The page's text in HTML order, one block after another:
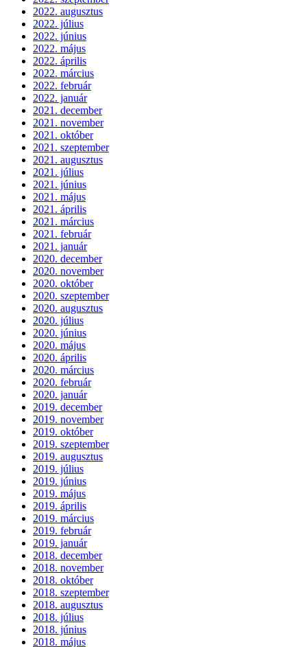
2022. augusztus
2022. július
2022. június
2022. május
2022. április
2022. március
2022. február
2022. január
2021. december
2021. november
2021. október
2021. szeptember
2021. augusztus
2021. július
2021. június
2021. május
2021. április
2021. március
2021. február
2021. január
2020. december
2020. november
2020. október
2020. szeptember
2020. augusztus
2020. július
2020. június
2020. május
2020. április
2020. március
2020. február
2020. január
2019. december
2019. november
2019. október
2019. szeptember
2019. augusztus
2019. július
2019. június
2019. május
2019. április
2019. március
2019. február
2019. január
2018. december
2018. november
2018. október
2018. szeptember
2018. augusztus
2018. július
2018. június
2018. május